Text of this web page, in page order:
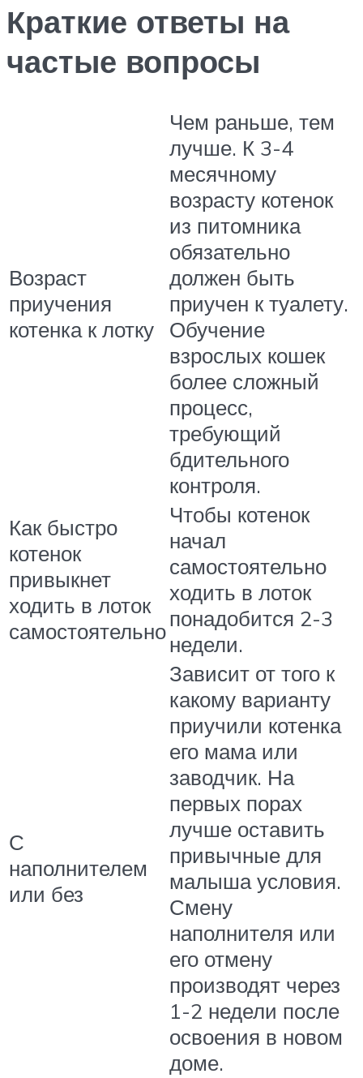
Краткие ответы на
частые вопросы
Возраст
приучения
котенка к лотку
Чем раньше, тем
лучше. К 3-4
месячному
возрасту котенок
из питомника
обязательно
должен быть
приучен к туалету.
Обучение
взрослых кошек
более сложный
процесс,
требующий
бдительного
контроля.
Как быстро
котенок
привыкнет
ходить в лоток
самостоятельно
Чтобы котенок
начал
самостоятельно
ходить в лоток
понадобится 2-3
недели.
С
наполнителем
или без
Зависит от того к
какому варианту
приучили котенка
его мама или
заводчик. На
первых порах
лучше оставить
привычные для
малыша условия.
Смену
наполнителя или
его отмену
производят через
1-2 недели после
освоения в новом
доме.